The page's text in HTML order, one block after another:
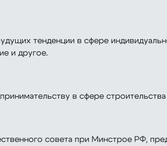
тенденции в сфере
и другое.
в сфере строительства
совета при Минстрое РФ,